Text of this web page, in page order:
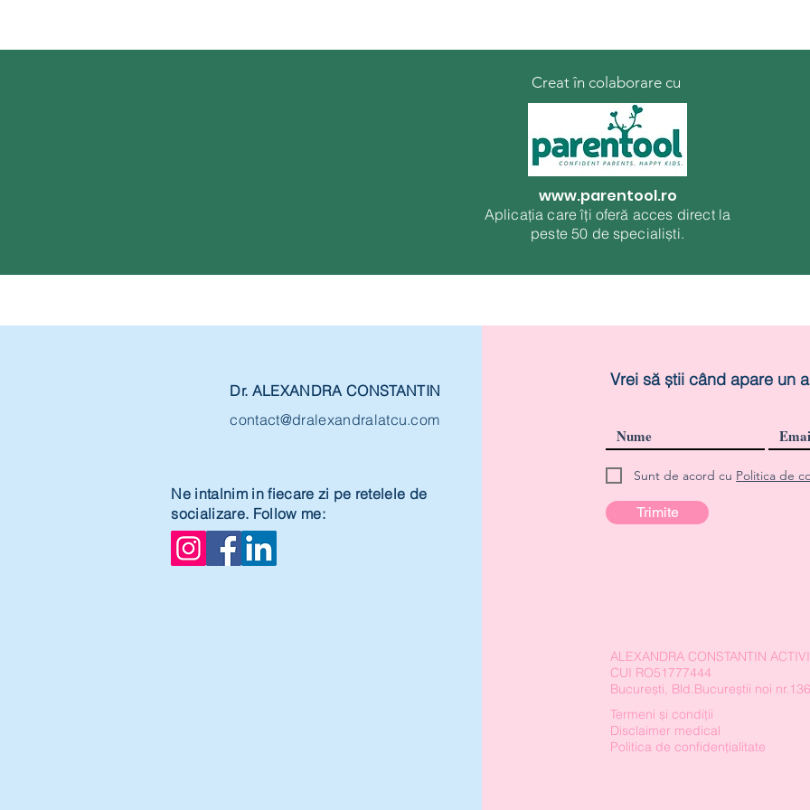
Creat în colaborare cu
www.parentool.ro
Aplicația care îți oferă acces direct la
peste 50 de specialiști.
Dr. ALEXANDRA CONSTANTIN
contact@dralexandralatcu.com
Ne intalnim in fiecare zi pe retelele de
socializare. Follow me:
Vrei să știi când apare un
Sunt de acord cu Politica de
Trimite
ALEXANDRA CONSTANTIN
CUI RO51777444
București, Bld.Bucureștii noi nr.136
Termeni și condiții
Disclaimer medical
Politica de confidențialitate